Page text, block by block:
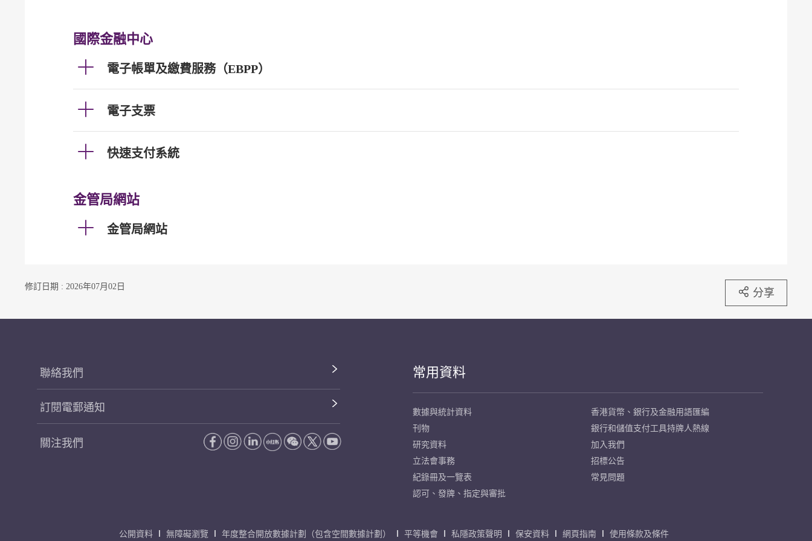
國際金融中心
電子帳單及繳費服務（EBPP）
電子支票
快速支付系統
金管局網站
金管局網站
修訂日期 : 2026年07月02日 分享
聯絡我們
訂閱電郵通知
關注我們
常用資料
數據與統計資料
刊物
研究資料
立法會事務
紀錄冊及一覽表
認可、發牌、指定與審批
香港貨幣、銀行及金融用語匯編
銀行和儲值支付工具持牌人熱線
加入我們
招標公告
常見問題
公開資料 無障礙瀏覽 年度整合開放數據計劃（包含空間數據計劃） 平等機會 私隱政策聲明 保安資料 網頁指南 使用條款及條件